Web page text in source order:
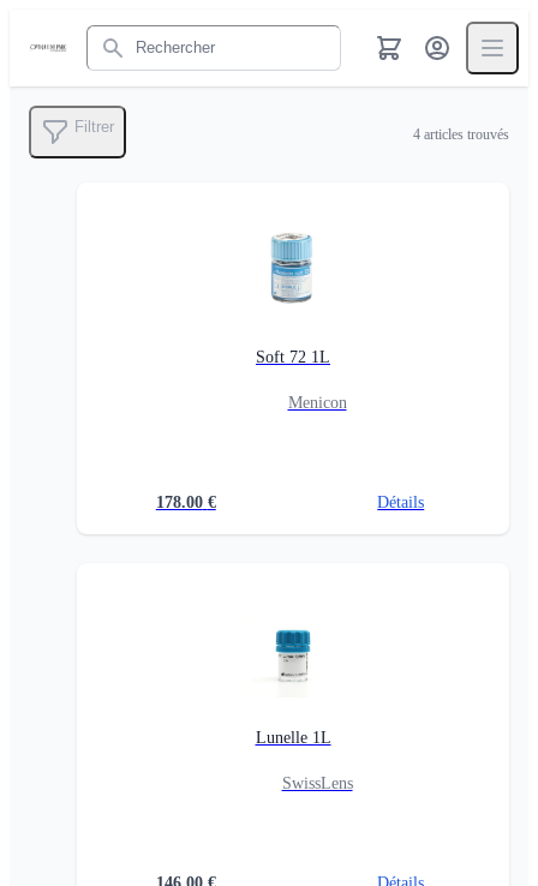
Rechercher
Filtrer 4 articles trouvés
Soft 72 1L
Menicon
178.00 € Détails
Lunelle 1L
SwissLens